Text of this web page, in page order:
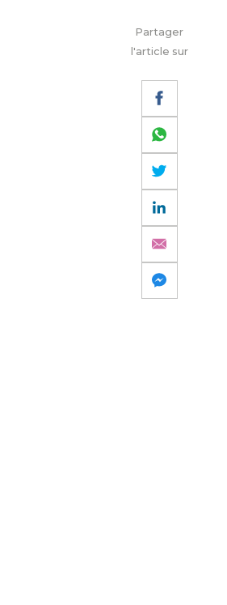
Partager
l'article sur